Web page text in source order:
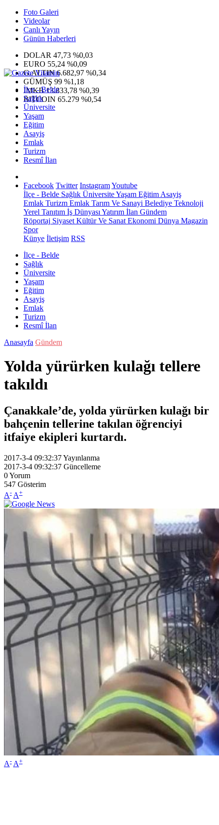
Foto Galeri
Videolar
Canlı Yayın
Günün Haberleri
DOLAR 47,73 %0,03
EURO 55,24 %0,09
G.ALTIN6.682,97 %0,34
GÜMÜŞ 99 %1,18
IMKB13.833,78 %0,39
BITCOIN 65.279 %0,54
İlçe - Belde
Sağlık
Üniversite
Yaşam
Eğitim
Asayiş
Emlak
Turizm
Resmî İlan
Facebook Twitter InstagramYoutube
İlçe - Belde Sağlık ÜniversiteYaşam Eğitim Asayiş
Emlak Turizm Emlak Tarım Ve Sanayi Belediye Teknoloji
Yerel Tanıtım İş Dünyası Yatırım İlan Gündem
Röportaj Siyaset Kültür Ve Sanat Ekonomi Dünya Magazin
Spor
Künye İletişim RSS
İlçe - Belde
Sağlık
Üniversite
Yaşam
Eğitim
Asayiş
Emlak
Turizm
Resmî İlan
Anasayfa Gündem
Yolda yürürken kulağı tellere
takıldı
Çanakkale’de, yolda yürürken kulağı bir
bahçenin tellerine takılan öğrenciyi
itfaiye ekipleri kurtardı.
2017-3-4 09:32:37Yayınlanma
2017-3-4 09:32:37 Güncelleme
0Yorum
547 Gösterim
A- A+
A- A+